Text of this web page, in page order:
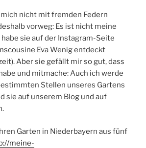
nicht mit fremden Federn
vorweg: Es ist nicht meine
sie auf der Instagram-Seite
Eva Wenig entdeckt
Aber sie gefällt mir so gut, dass
und mitmache: Auch ich werde
Stellen unseres Gartens
sie auf unserem Blog und auf
Garten in Niederbayern aus fünf
meine-